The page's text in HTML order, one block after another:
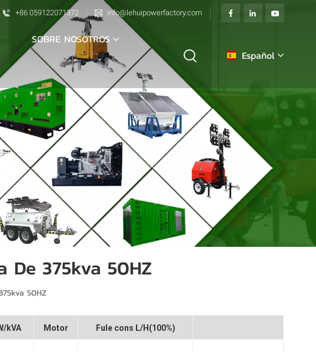
+86 059122071372 info@lehuipowerfactory.com
SOBRE NOSOTROS
Español
français
Deutsch
italiano
русский
español
Melayu
De 375kva 50HZ
50HZ
kVA Motor Fule cons L/H(100%)